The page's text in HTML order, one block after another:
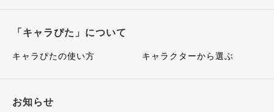
「キャラぴた」について
キャラぴたの使い方 キャラクターから選ぶ
お知らせ